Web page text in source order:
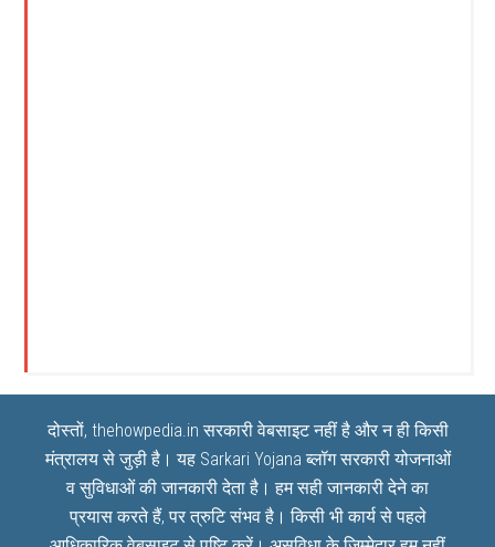
दोस्तों, thehowpedia.in सरकारी वेबसाइट नहीं है और न ही किसी
मंत्रालय से जुड़ी है। यह Sarkari Yojana ब्लॉग सरकारी योजनाओं
व सुविधाओं की जानकारी देता है। हम सही जानकारी देने का
प्रयास करते हैं, पर त्रुटि संभव है। किसी भी कार्य से पहले